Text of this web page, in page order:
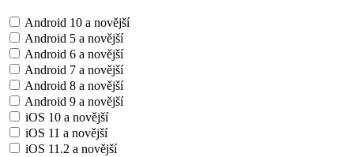
Android 10 a novější
Android 5 a novější
Android 6 a novější
Android 7 a novější
Android 8 a novější
Android 9 a novější
iOS 10 a novější
iOS 11 a novější
iOS 11.2 a novější